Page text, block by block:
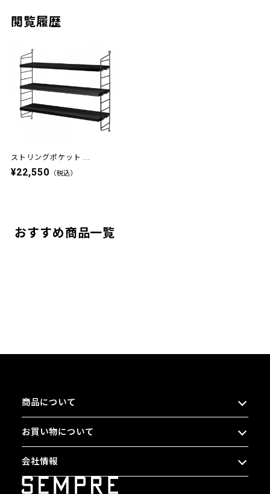
閲覧履歴
ストリングポケット ...
¥22,550 （税込）
おすすめ商品一覧
商品について
お買い物について
会社情報